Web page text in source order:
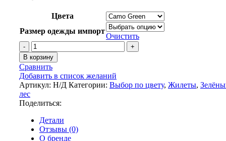
Цвета
Размер одежды импорт
Очистить
Количество
товара
Жилет
King
Hunter
WARM
Green
В корзину
Сравнить
Добавить в список желаний
Артикул: Н/Д Категории: Выбор по цвету, Жилеты,
лес
Поделиться:
Детали
Отзывы (0)
О бренде